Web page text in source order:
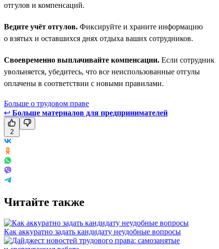
отгулов и компенсаций.
Ведите учёт отгулов. Фиксируйте и храните информацию
о взятых и оставшихся днях отдыха ваших сотрудников.
Своевременно выплачивайте компенсации. Если сотрудник
увольняется, убедитесь, что все неиспользованные отгулы
оплачены в соответствии с новыми правилами.
Больше о трудовом праве
↩ Больше материалов для предпринимателей
2
Читайте также
Как аккуратно задать кандидату неудобные вопросы